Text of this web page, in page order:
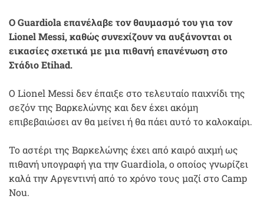
Ο Guardiola επανέλαβε τον θαυμασμό του για τον
Lionel Messi, καθώς συνεχίζουν να αυξάνονται οι
εικασίες σχετικά με μια πιθανή επανένωση στο
Στάδιο Etihad.
Ο Lionel Messi δεν έπαιξε στο τελευταίο παιχνίδι της
σεζόν της Βαρκελώνης και δεν έχει ακόμη
επιβεβαιώσει αν θα μείνει ή θα πάει αυτό το καλοκαίρι.
Το αστέρι της Βαρκελώνης έχει από καιρό αιχμή ως
πιθανή υπογραφή για την Guardiola, ο οποίος γνωρίζει
καλά την Αργεντινή από το χρόνο τους μαζί στο Camp
Nou.